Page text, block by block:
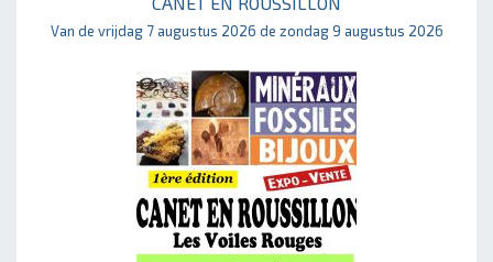
Van de vrijdag 7 augustus 2026 de zondag 9 augustus 2026